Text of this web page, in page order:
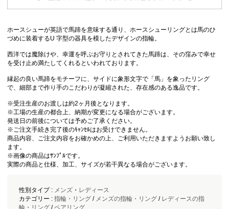
ホースシューが英語で馬蹄を意味する通り、ホースシューリングとは馬のひ
づめに装着するU 字型の器具を模したデザインの指輪。
西洋では魔除けや、幸運を呼ぶお守りとされてきた馬蹄は、その窪みで幸せ
を受け止め満たしてくれるといわれております。
縁起の良い馬蹄をモチーフに、サイドに象形文字で「馬」を象ったリング
で、細部まで作り手のこだわりが凝縮された、存在感のある逸品です。
※受注生産のお渡しは約2ヶ月後となります。
※工場の生産の都合上、納期が変更になる場合がございます。
発送日の前後については予めご了承ください。
※ご注文手続き完了後のｷｬﾝｾﾙはお受けできません。
商品内容、ご注文内容をお確かめの上、ご利用いただきますようお願い致し
ます。
※画像の商品はｻﾝﾌﾟﾙです。
実際の商品と仕様、加工、サイズが若干異なる場合がございます。
性別タイプ : メンズ・ レディース
カテゴリー : 指輪・リング/ メンズの指輪・リング/ レディースの指